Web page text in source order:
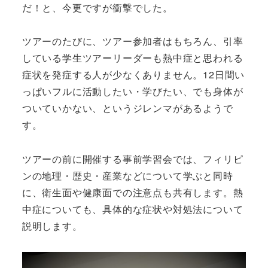
だ！と、今更ですが衝撃でした。
ツアーのたびに、ツアー参加者はもちろん、引率
している学生ツアーリーダーも熱中症と思われる
症状を発症する人が少なくありません。12日間い
っぱいフルに活動したい・学びたい、でも身体が
ついていかない、というジレンマがあるようで
す。
ツアーの前に開催する事前学習会では、フィリピ
ンの地理・歴史・産業などについて学ぶと同時
に、衛生面や健康面での注意点も共有します。熱
中症についても、具体的な症状や対処法について
説明します。